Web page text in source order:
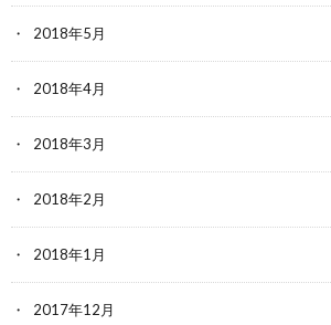
2018年5月
2018年4月
2018年3月
2018年2月
2018年1月
2017年12月